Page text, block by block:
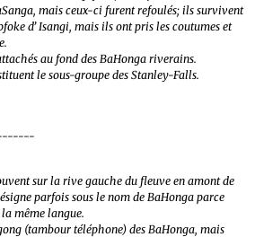
mais ceux-ci furent refoulés; ils survivent
d’ Isangi, mais ils ont pris les coutumes et
au fond des BaHonga riverains.
le sous-groupe des Stanley-Falls.
sur la rive gauche du fleuve en amont de
parfois sous le nom de BaHonga parce
même langue.
(tambour téléphone) des BaHonga, mais